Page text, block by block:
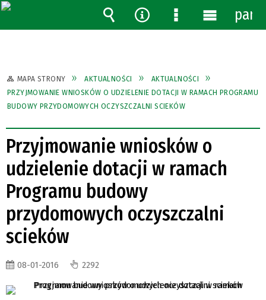
MAPA STRONY AKTUALNOŚCI
AKTUALNOŚCI
PRZYJMOWANIE WNIOSKÓW O UDZIELENIE DOTACJI W RAMACH PROGRAMU
BUDOWY PRZYDOMOWYCH OCZYSZCZALNI SCIEKÓW
Przyjmowanie wniosków o
udzielenie dotacji w ramach
Programu budowy
przydomowych oczyszczalni
scieków
08-01-2016 2292
Wyszukiwarka
Narzędzia
MenuMenu